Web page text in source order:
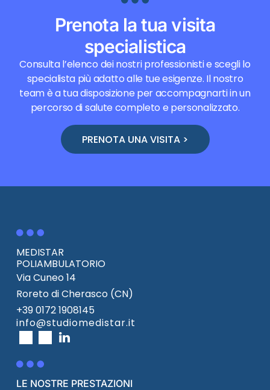
Prenota la tua visita
specialistica
Consulta l’elenco dei nostri professionisti e scegli lo
specialista più adatto alle tue esigenze. Il nostro
team è a tua disposizione per accompagnarti in un
percorso di salute completo e personalizzato.
PRENOTA UNA VISITA >
MEDISTAR
POLIAMBULATORIO
Via Cuneo 14
Roreto di Cherasco (CN)
+39 0172 1908145
info@studiomedistar.it
LE NOSTRE PRESTAZIONI